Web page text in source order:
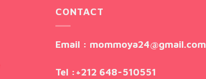
CONTACT
Email : mommoya24@gmail.com
Tel : +212 648-510551